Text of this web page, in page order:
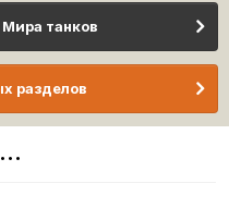
танков
разделов